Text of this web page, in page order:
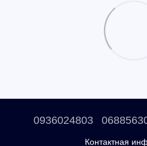
0936024803
Контактная